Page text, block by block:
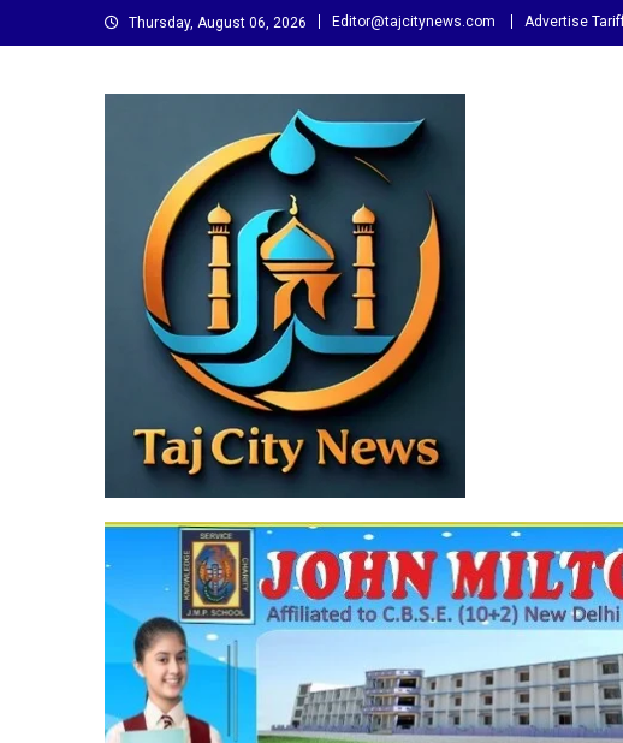
to
Thursday, August 06, 2026 Editor@tajcitynews.com Advertise
Taj City News